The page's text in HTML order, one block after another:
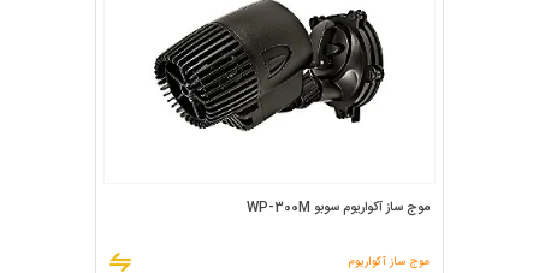
موج ساز آکواریوم سوبو WP-300M
موج ساز آکواریوم